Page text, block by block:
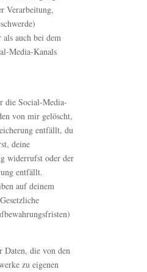
Verarbeitung,
auch bei dem
Media-Kanals
die Social-Media-
von mir gelöscht,
entfällt, du
deine
widerrufst oder der
entfällt.
auf deinem
Daten, die von den
zu eigenen